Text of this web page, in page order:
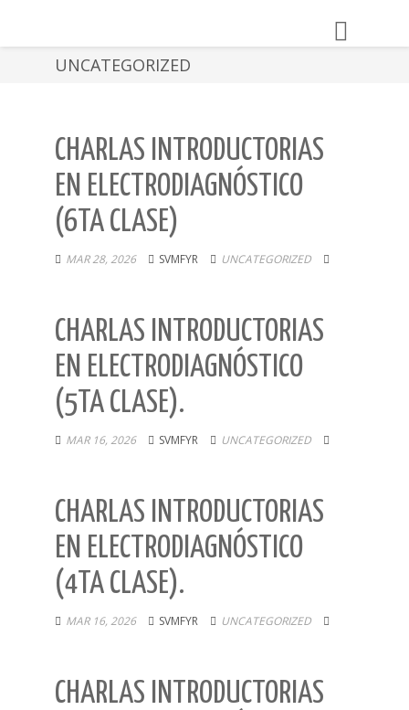
Toggle
navigation
UNCATEGORIZED
CHARLAS INTRODUCTORIAS
EN ELECTRODIAGNÓSTICO
(6TA CLASE)
MAR 28, 2026 SVMFYR UNCATEGORIZED
CHARLAS INTRODUCTORIAS
EN ELECTRODIAGNÓSTICO
(5TA CLASE).
MAR 16, 2026 SVMFYR UNCATEGORIZED
CHARLAS INTRODUCTORIAS
EN ELECTRODIAGNÓSTICO
(4TA CLASE).
MAR 16, 2026 SVMFYR UNCATEGORIZED
CHARLAS INTRODUCTORIAS